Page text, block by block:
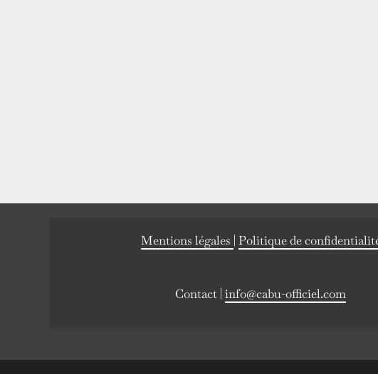
Mentions légales Politique de
Contact | info@cabu-officiel.com